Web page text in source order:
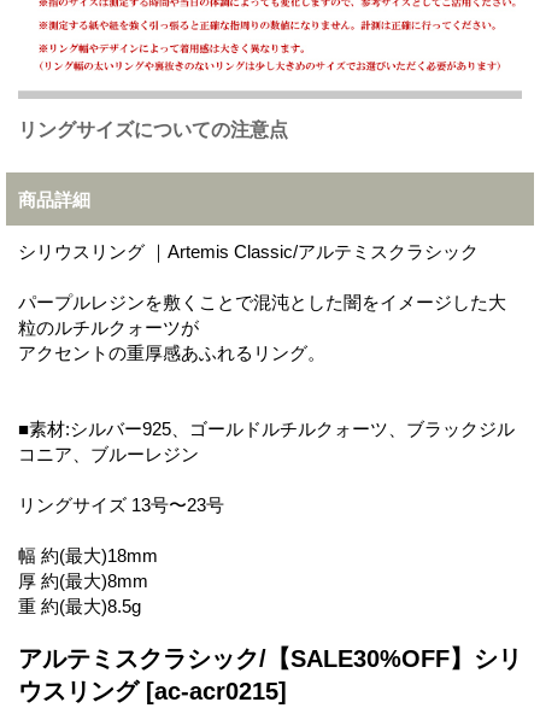
リングサイズについての注意点
商品詳細
シリウスリング ｜Artemis Classic/アルテミスクラシック
パープルレジンを敷くことで混沌とした闇をイメージした大
粒のルチルクォーツが
アクセントの重厚感あふれるリング。
■素材:シルバー925、ゴールドルチルクォーツ、ブラックジル
コニア、ブルーレジン
リングサイズ 13号〜23号
幅 約(最大)18mm
厚 約(最大)8mm
重 約(最大)8.5g
アルテミスクラシック/【SALE30%OFF】シリ
ウスリング [ac-acr0215]